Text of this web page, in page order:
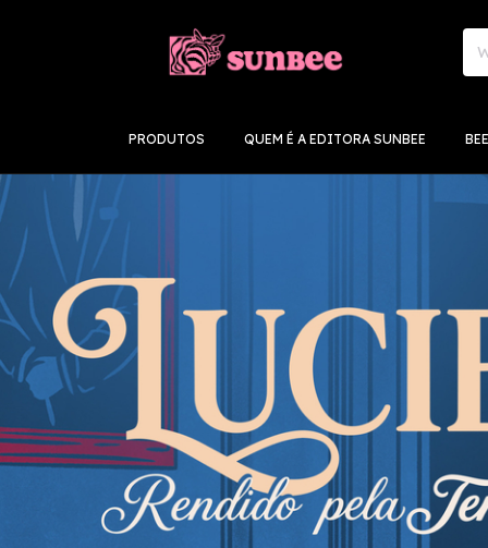
PRODUTOS QUEM É A EDITORA SUNBEE